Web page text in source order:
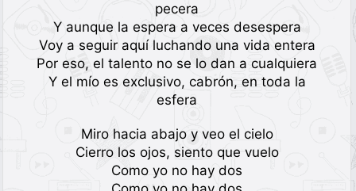
pecera
Y aunque la espera a veces desespera
Voy a seguir aquí luchando una vida entera
Por eso, el talento no se lo dan a cualquiera
Y el mío es exclusivo, cabrón, en toda la
esfera
Miro hacia abajo y veo el cielo
Cierro los ojos, siento que vuelo
Como yo no hay dos